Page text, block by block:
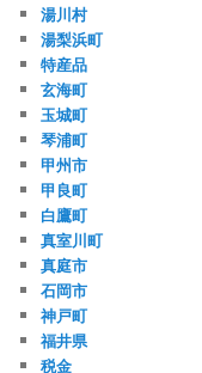
湯川村
湯梨浜町
特産品
玄海町
玉城町
琴浦町
甲州市
甲良町
白鷹町
真室川町
真庭市
石岡市
神戸町
福井県
税金